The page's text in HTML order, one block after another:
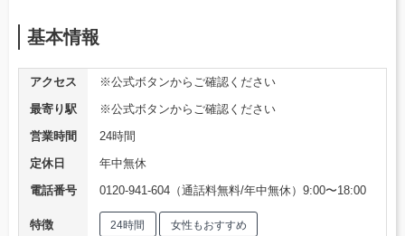
基本情報
アクセス
※公式ボタンからご確認ください
最寄り駅
※公式ボタンからご確認ください
営業時間
24時間
定休日
年中無休
電話番号
0120-941-604（通話料無料/年中無休）9:00〜18:00
特徴 24時間 女性もおすすめ